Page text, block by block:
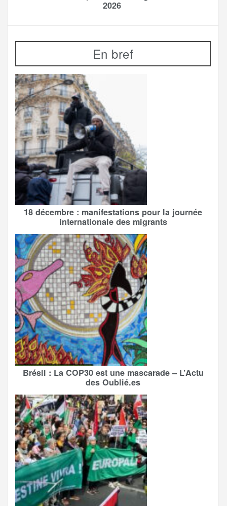
2026
En bref
18 décembre : manifestations pour la journée
internationale des migrants
Brésil : La COP30 est une mascarade – L’Actu
des Oublié.es